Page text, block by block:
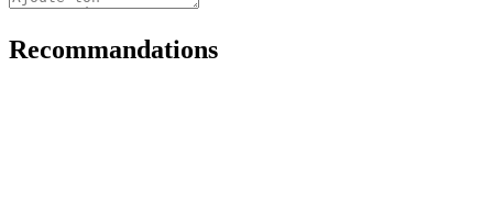
Recommandations